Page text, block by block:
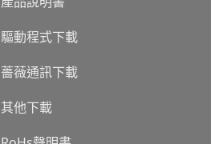
驅動程式下載
薔薇通訊下載
其他下載